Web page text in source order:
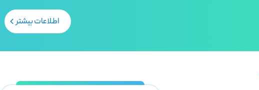
اطلاعات بیشتر